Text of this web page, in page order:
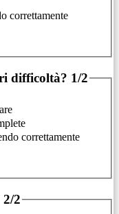
correttamente
difficoltà? 1/2
correttamente
2/2